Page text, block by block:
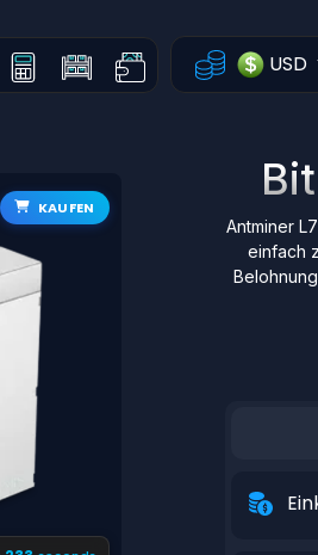
USD
KAUFEN
Antminer
einfach